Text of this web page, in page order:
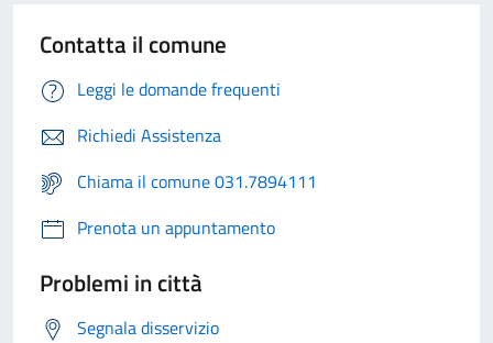
Contatta il comune
Leggi le domande frequenti
Richiedi Assistenza
Chiama il comune 031.7894111
Prenota un appuntamento
Problemi in città
Segnala disservizio